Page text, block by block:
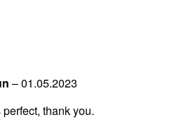
–01.05.2023
thank you.